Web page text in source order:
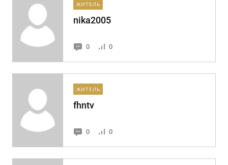
ЖИТЕЛЬ
nika2005
0 0
ЖИТЕЛЬ
fhntv
0 0